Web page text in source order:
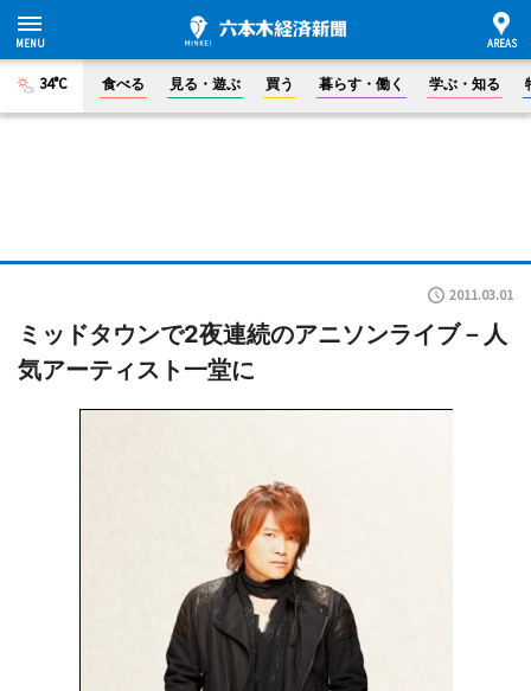
34°C 食べる 見る・遊ぶ 買う 暮らす・働く 学ぶ・知る
2011.03.01
ミッドタウンで2夜連続のアニソンライブ－人
気アーティスト一堂に